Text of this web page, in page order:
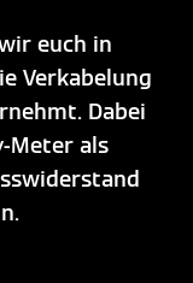
euch in
Verkabelung
Dabei
Meter als